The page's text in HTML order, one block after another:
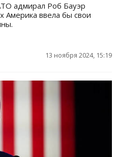
адмирал Роб Бауэр
Америка ввела бы свои
13 ноября 2024, 15:19